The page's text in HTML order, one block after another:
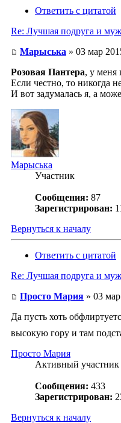
Ответить с цитатой
Re: Лучшая подруга и
Марыська » 03 мар
Розовая Пантера, у меня
Если честно, то никогда
И вот задумалась я, а
Марыська
Участник
Сообщения: 87
Зарегистрирован:
Вернуться к началу
Ответить с цитатой
Re: Лучшая подруга и
Просто Мария » 03
Да пусть хоть
высокую гору и там
Просто Мария
Активный участник
Сообщения: 433
Зарегистрирован:
Вернуться к началу